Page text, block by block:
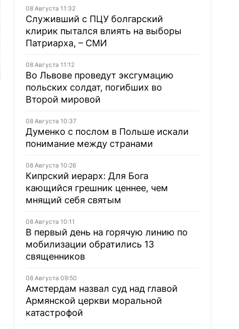
08 Августа 11:32
Служивший с ПЦУ болгарский
клирик пытался влиять на выборы
Патриарха, – СМИ
08 Августа 11:12
Во Львове проведут эксгумацию
польских солдат, погибших во
Второй мировой
08 Августа 10:37
Думенко с послом в Польше искали
понимание между странами
08 Августа 10:26
Кипрский иерарх: Для Бога
кающийся грешник ценнее, чем
мнящий себя святым
08 Августа 10:11
В первый день на горячую линию по
мобилизации обратились 13
священников
08 Августа 09:50
Амстердам назвал суд над главой
Армянской церкви моральной
катастрофой